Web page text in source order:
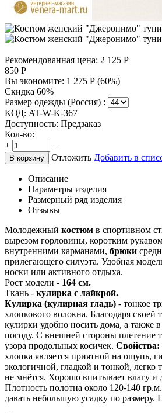
Рекомендованная цена: 2 125 Р
850 Р
Вы экономите: 1 275 Р (60%)
Скидка 60%
Размер одежды (Россия) :
КОД: AT-W-K-367
Доступность: Предзаказ
Кол-во:
+
−
В корзину Отложить Добавить в
Описание
Параметры изделия
Размерный ряд изделия
Отзывы
Молодежный костюм в спортивном
вырезом горловины, коротким
внутренними карманами, брюки
прилегающего силуэта. Удобная
носки или активного отдыха.
Рост модели - 164 см.
Ткань - кулирка с лайкрой.
Кулирка (кулирная гладь) - тонкое
хлопкового волокна. Благодаря своей
кулирки удобно носить дома, а также
погоду. С внешней стороны плетение
узора продольных косичек. Свойства:
хлопка является приятной на ощупь,
экологичной, гладкой и тонкой, легко
не мнётся. Хорошо впитывает влагу и
Плотность полотна около 120-140
давать небольшую усадку по размеру.